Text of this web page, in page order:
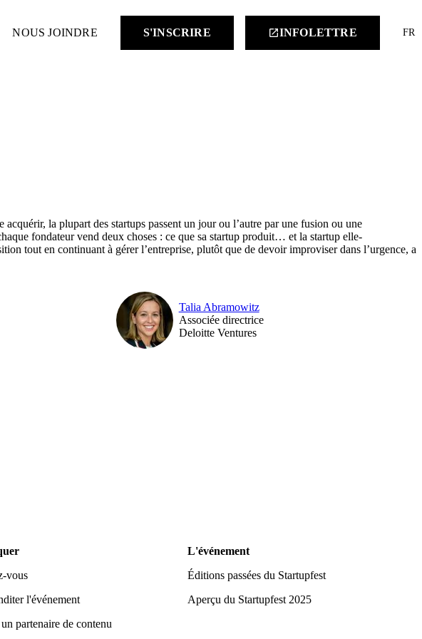
NOUS JOINDRE S'INSCRIRE launchINFOLETTRE FR
la plupart des startups passent un jour ou l’autre par une fusion ou une
fondateur vend deux choses : ce que sa startup produit… et la startup elle-
tout en continuant à gérer l’entreprise, plutôt que de devoir improviser dans l’urgence, au
Talia Abramowitz
Associée directrice
Deloitte Ventures
vous
l'événement
partenaire de contenu
L'événement
Éditions passées du Startupfest
Aperçu du Startupfest 2025